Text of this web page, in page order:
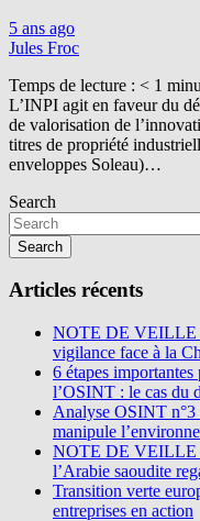
5 ans ago
Jules Froc
Temps de lecture : < 1
L’INPI agit en faveur du
de valorisation de
titres de propriété
enveloppes Soleau)…
Search
Search
Articles récents
NOTE DE VEILLE
vigilance face à la
6 étapes
l’OSINT : le cas du
Analyse OSINT n°3
manipule
NOTE DE VEILLE
l’Arabie saoudite
Transition verte
entreprises en action